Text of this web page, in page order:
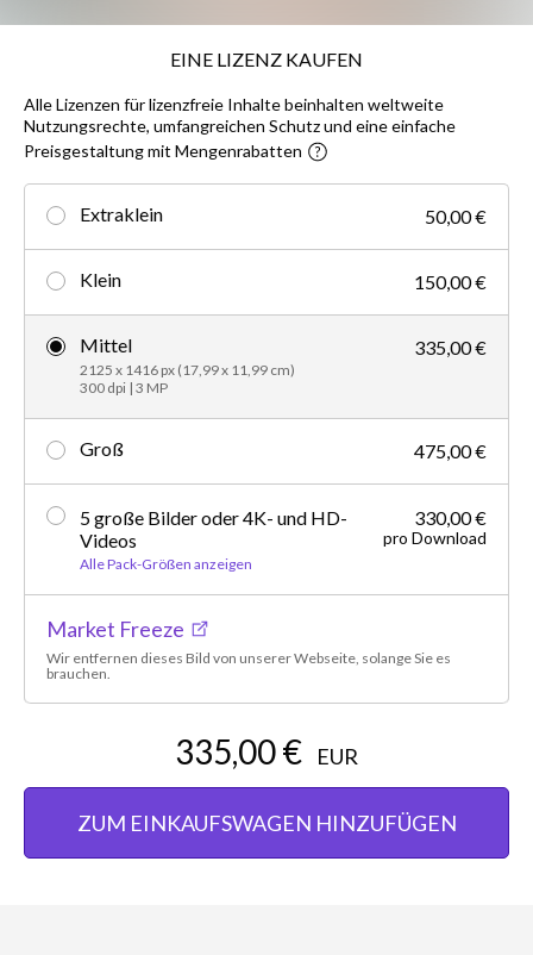
EINE LIZENZ KAUFEN
Alle Lizenzen für lizenzfreie Inhalte beinhalten weltweite
Nutzungsrechte, umfangreichen Schutz und eine einfache
Preisgestaltung mit Mengenrabatten
Extraklein 50,00 €
Klein 150,00 €
Mittel
2125 x 1416 px (17,99 x 11,99 cm)
300 dpi | 3 MP
335,00 €
Groß 475,00 €
5 große Bilder oder 4K- und HD-
Videos
Alle Pack-Größen anzeigen
330,00 €
pro Download
Market Freeze
Wir entfernen dieses Bild von unserer Webseite, solange Sie es
brauchen.
335,00 € EUR
ZUM EINKAUFSWAGEN HINZUFÜGEN